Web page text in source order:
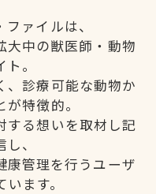
ァイルは、
大中の獣医師・動物
。
、診療可能な動物か
特徴的。
する想いを取材し記
、
康管理を行うユーザ
ます。